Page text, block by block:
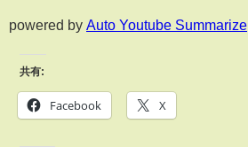
powered by Auto Youtube Summarize
共有:
Facebook X